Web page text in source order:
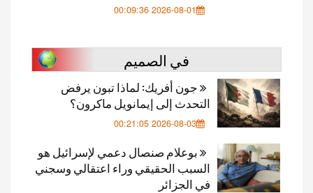
2026-08-01 00:09:36
في الصميم
جون أفريك: لماذا تبون يرفض
التحدث إلى إيمانويل ماكرون؟
2026-08-03 00:21:05
بوعلام صنصال دعمي لإسرائيل هو
السبب الحقيقي وراء اعتقالي وسجني
في الجزائر